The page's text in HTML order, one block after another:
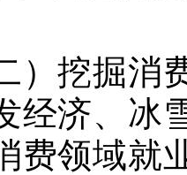
）挖掘
经济、冰
费领域就